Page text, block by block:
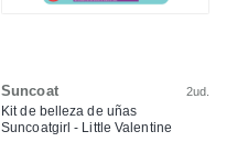
Suncoat 2ud.
Kit de belleza de uñas
Suncoatgirl - Little Valentine